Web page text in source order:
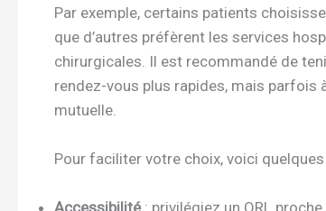
Par exemple, certains patients
que d’autres préfèrent les services
chirurgicales. Il est recommandé de
rendez-vous plus rapides, mais parfois
mutuelle.
Pour faciliter votre choix, voici